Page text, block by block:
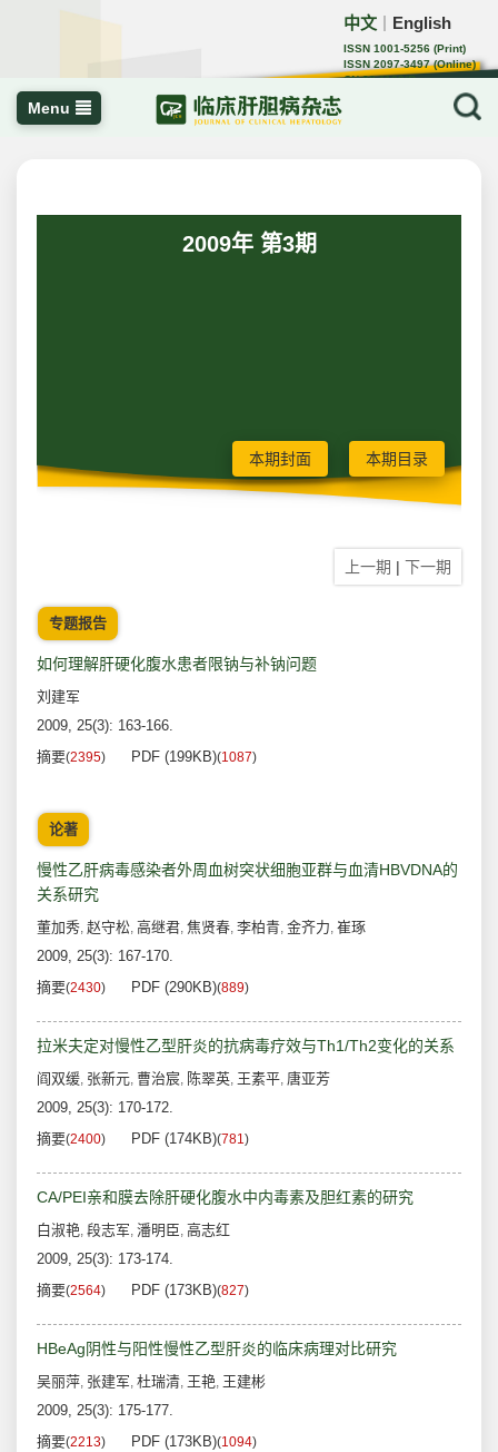
中文 English
ISSN 1001-5256 (Print)
ISSN 2097-3497 (Online)
CN 22-1108/R
Menu
2009年 第3期
本期封面 本期目录
上一期 | 下一期
专题报告
如何理解肝硬化腹水患者限钠与补钠问题
刘建军
2009, 25(3): 163-166.
摘要(2395) PDF (199KB)(1087)
论著
慢性乙肝病毒感染者外周血树突状细胞亚群与血清HBVDNA的
关系研究
董加秀, 赵守松, 高继君, 焦贤春, 李柏青, 金齐力, 崔琢
2009, 25(3): 167-170.
摘要(2430) PDF (290KB)(889)
拉米夫定对慢性乙型肝炎的抗病毒疗效与Th1/Th2变化的关系
阎双缓, 张新元, 曹治宸, 陈翠英, 王素平, 唐亚芳
2009, 25(3): 170-172.
摘要(2400) PDF (174KB)(781)
CA/PEI亲和膜去除肝硬化腹水中内毒素及胆红素的研究
白淑艳, 段志军, 潘明臣, 高志红
2009, 25(3): 173-174.
摘要(2564) PDF (173KB)(827)
HBeAg阴性与阳性慢性乙型肝炎的临床病理对比研究
吴丽萍, 张建军, 杜瑞清, 王艳, 王建彬
2009, 25(3): 175-177.
摘要(2213) PDF (173KB)(1094)